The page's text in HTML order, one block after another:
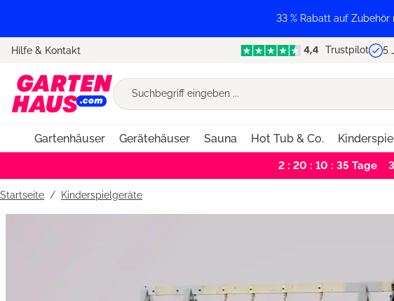
33 % Rabatt auf Zubehör
Hilfe & Kontakt Trustpilot 5
Gartenhäuser Gerätehäuser Sauna Hot Tub & Co.
2 : 20 : 10 : 34 Tage
Startseite Kinderspielgeräte